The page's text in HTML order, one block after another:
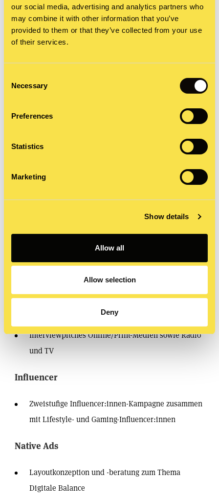
our social media, advertising and analytics partners who
may combine it with other information that you’ve
provided to them or that they’ve collected from your use
of their services.
Selection
Necessary
Preferences
Statistics
Marketing
Show details
Allow all
Allow selection
Deny
und Buchung der Influencer:innen.
Die Strategie
basierte Kommunikationsstrategie mit einem
breit angelegten PR-Ansatz sowie einer gezielten
Influencer:innen entwickelt. Die Kommunikation
Native-Ads-Kampagne, die sich auf Themen wie
Pressearbeit und Content-Entwicklung zum Tag der
digitalen Gesundheit
Rapid Response am Safer Internet Day
Content-Paket und Medienpitch zum Thema Digital
Interviewpitches Online/Print-Medien sowie Radio
und TV
Influencer
Zweistufige Influencer:innen-Kampagne zusammen
mit Lifestyle- und Gaming-Influencer:innen
Native Ads
Layoutkonzeption und -beratung zum Thema
Digitale Balance